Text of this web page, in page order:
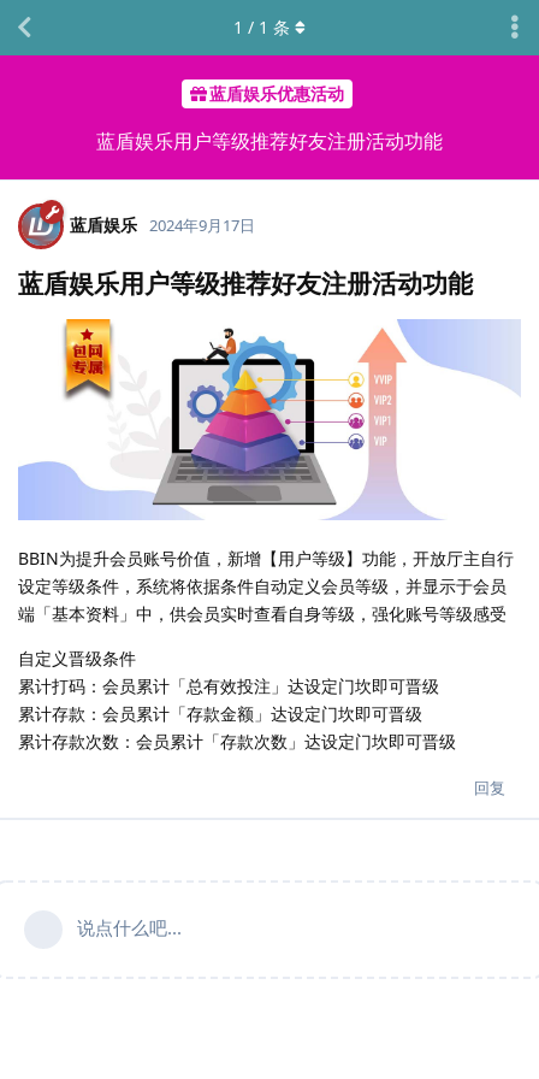
蓝盾娱乐优惠活动
蓝盾娱乐用户等级推荐好友注册活动功能
1 / 1 条
蓝盾娱乐 2024年9月17日
蓝盾娱乐用户等级推荐好友注册活动功能
BBIN为提升会员账号价值，新增【用户等级】功能，开放厅主自行
设定等级条件，系统将依据条件自动定义会员等级，并显示于会员
端「基本资料」中，供会员实时查看自身等级，强化账号等级感受
自定义晋级条件
累计打码：会员累计「总有效投注」达设定门坎即可晋级
累计存款：会员累计「存款金额」达设定门坎即可晋级
累计存款次数：会员累计「存款次数」达设定门坎即可晋级
回复
说点什么吧...